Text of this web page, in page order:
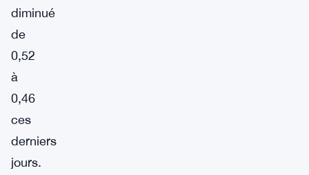
diminué
de
0,52
à
0,46
ces
derniers
jours.